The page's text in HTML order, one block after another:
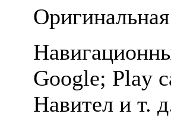
Google; Play
Навител и т.